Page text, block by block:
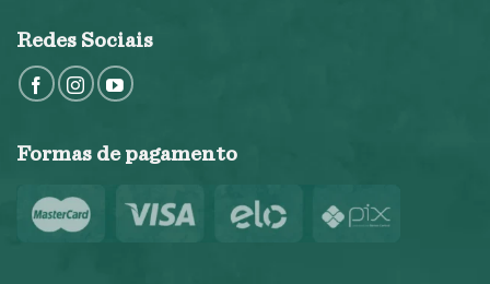
Redes Sociais
Formas de pagamento